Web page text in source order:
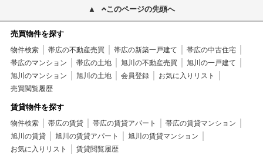
このページの先頭へ
売買物件を探す
物件検索 帯広の不動産売買 帯広の新築一戸建て
帯広の中古住宅
帯広のマンション
帯広の土地 旭川の不動産売買
旭川の一戸建て
旭川のマンション
旭川の土地 会員登録
お気に入りリスト
売買閲覧履歴
賃貸物件を探す
物件検索 帯広の賃貸 帯広の賃貸アパート
帯広の賃貸マンション
旭川の賃貸
旭川の賃貸アパート
旭川の賃貸マンション
お気に入りリスト
賃貸閲覧履歴